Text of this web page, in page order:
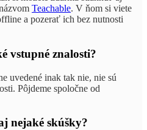
Teachable. V ňom si viete
a pozerať ich bez nutnosti
vstupné znalosti?
uvedené inak tak nie, nie sú
Pôjdeme spoločne od
nejaké skúšky?